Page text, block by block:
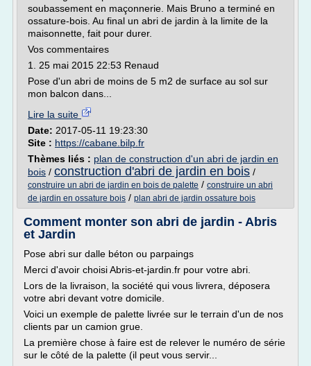
soubassement en maçonnerie. Mais Bruno a terminé en
ossature-bois. Au final un abri de jardin à la limite de la
maisonnette, fait pour durer.
Vos commentaires
1. 25 mai 2015 22:53 Renaud
Pose d'un abri de moins de 5 m2 de surface au sol sur
mon balcon dans...
Lire la suite
Date: 2017-05-11 19:23:30
Site : https://cabane.bilp.fr
Thèmes liés : plan de construction d'un abri de jardin en
bois / construction d'abri de jardin en bois /
construire un abri de jardin en bois de palette / construire un abri
de jardin en ossature bois / plan abri de jardin ossature bois
Comment monter son abri de jardin - Abris
et Jardin
Pose abri sur dalle béton ou parpaings
Merci d'avoir choisi Abris-et-jardin.fr pour votre abri.
Lors de la livraison, la société qui vous livrera, déposera
votre abri devant votre domicile.
Voici un exemple de palette livrée sur le terrain d'un de nos
clients par un camion grue.
La première chose à faire est de relever le numéro de série
sur le côté de la palette (il peut vous servir...